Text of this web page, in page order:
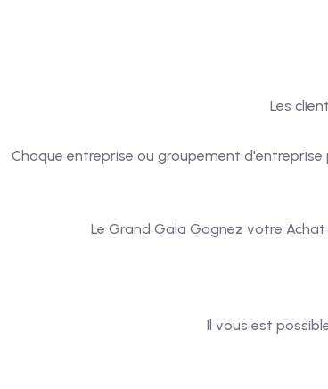
Les
Chaque entreprise ou groupement d'entreprise
Le Grand Gala Gagnez votre
Il vous est